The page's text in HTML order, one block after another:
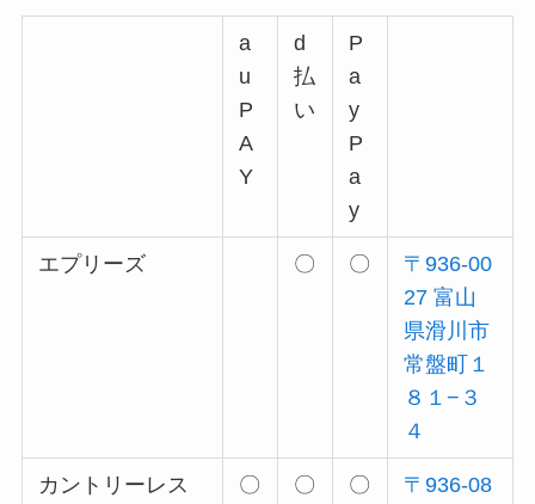
a
u
P
A
Y
d
払
い
P
a
y
P
a
y
エプリーズ 〇 〇
〒936-00
27 富山
県滑川市
常盤町１
８１−３
４
カントリーレス
〇 〇 〇
〒936-08